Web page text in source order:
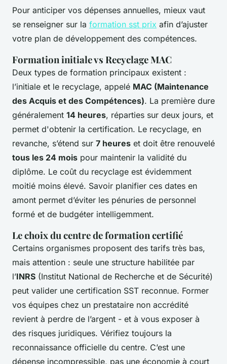
Pour anticiper vos dépenses annuelles, mieux vaut
se renseigner sur la formation sst prix afin d’ajuster
votre plan de développement des compétences.
Formation initiale vs Recyclage MAC
Deux types de formation principaux existent :
l’initiale et le recyclage, appelé MAC (Maintenance
des Acquis et des Compétences). La première dure
généralement 14 heures, réparties sur deux jours, et
permet d'obtenir la certification. Le recyclage, en
revanche, s’étend sur 7 heures et doit être renouvelé
tous les 24 mois pour maintenir la validité du
diplôme. Le coût du recyclage est évidemment
moitié moins élevé. Savoir planifier ces dates en
amont permet d’éviter les pénuries de personnel
formé et de budgéter intelligemment.
Le choix du centre de formation certifié
Certains organismes proposent des tarifs très bas,
mais attention : seule une structure habilitée par
l’INRS (Institut National de Recherche et de Sécurité)
peut valider une certification SST reconnue. Former
vos équipes chez un prestataire non accrédité
revient à perdre de l’argent - et à vous exposer à
des risques juridiques. Vérifiez toujours la
reconnaissance officielle du centre. C’est une
dépense incompressible, pas une économie à court